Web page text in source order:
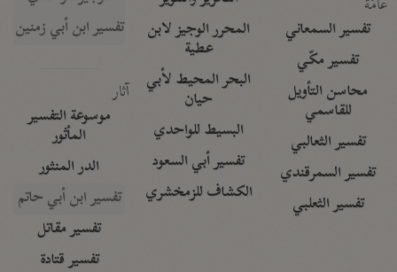
عامّة
تفسير السمعاني
تفسير مكّي
محاسن التأويل
للقاسمي
تفسير الثعالبي
تفسير السمرقندي
تفسير الثعلبي
المحرر الوجيز لابن
عطية
البحر المحيط لأبي
حيان
البسيط للواحدي
تفسير أبي السعود
الكشاف للزمخشري
تفسير ابن أبي زمنين
آثار
موسوعة التفسير
المأثور
الدر المنثور
تفسير ابن أبي حاتم
تفسير مقاتل
تفسير قتادة